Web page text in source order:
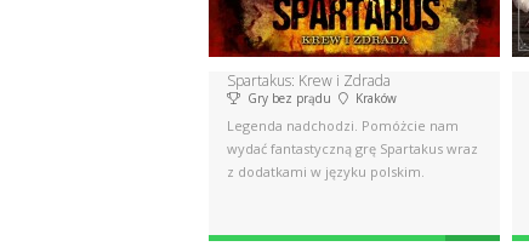
Spartakus: Krew i Zdrada
Gry bez prądu Kraków
Legenda nadchodzi. Pomóżcie nam
wydać fantastyczną grę Spartakus wraz
z dodatkami w języku polskim.